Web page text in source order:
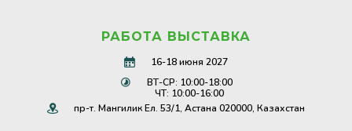
РАБОТА ВЫСТАВКА
16-18 июня 2027
ВТ-СР: 10:00-18:00
ЧТ: 10:00-16:00
пр-т. Мангилик Ел. 53/1, Астана 020000, Казахстан